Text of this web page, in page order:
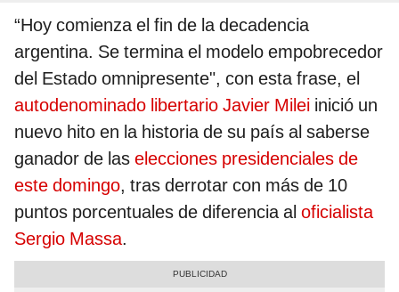
“Hoy comienza el fin de la decadencia
argentina. Se termina el modelo empobrecedor
del Estado omnipresente", con esta frase, el
autodenominado libertario Javier Milei inició un
nuevo hito en la historia de su país al saberse
ganador de las elecciones presidenciales de
este domingo, tras derrotar con más de 10
puntos porcentuales de diferencia al oficialista
Sergio Massa.